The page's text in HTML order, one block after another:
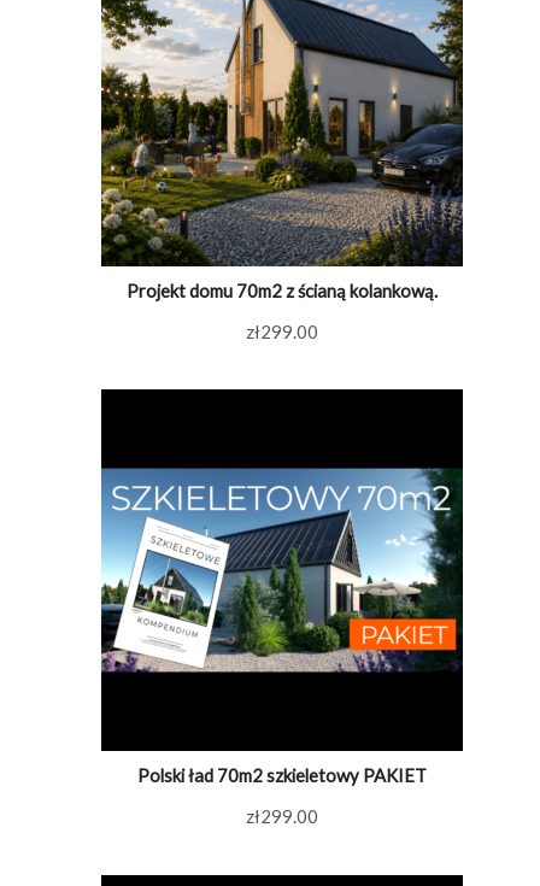
Projekt domu 70m2 z ścianą kolankową.
zł299.00
Polski ład 70m2 szkieletowy PAKIET
zł299.00